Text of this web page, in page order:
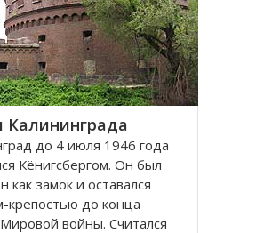
прекрасные
Калининграда
до 4 июля 1946 года
Кёнигсбергом. Он был
как замок и оставался
крепостью до конца
войны. Считался